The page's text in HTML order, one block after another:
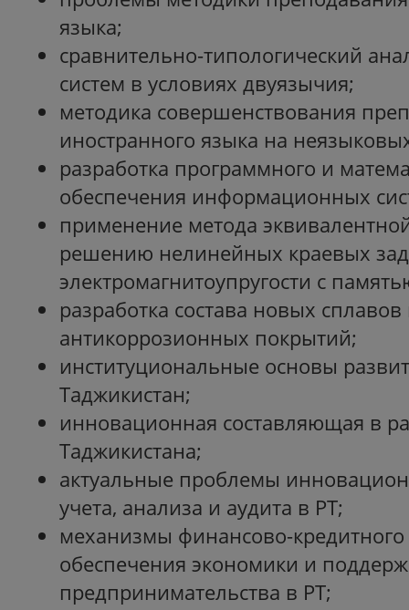
языка;
сравнительно-типологический
систем в условиях двуязычия;
методика совершенствования
иностранного языка на
разработка программного и
обеспечения информационных
применение метода
решению нелинейных краевых
электромагнитоупругости с
разработка состава новых сплавов
антикоррозионных покрытий;
институциональные основы
Таджикистан;
инновационная составляющая в
Таджикистана;
актуальные проблемы
учета, анализа и аудита в РТ;
механизмы финансово-
обеспечения экономики и
предпринимательства в РТ;